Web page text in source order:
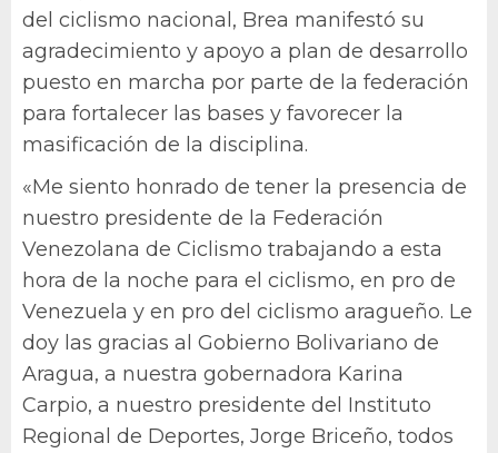
del ciclismo nacional, Brea manifestó su
agradecimiento y apoyo a plan de desarrollo
puesto en marcha por parte de la federación
para fortalecer las bases y favorecer la
masificación de la disciplina.
«Me siento honrado de tener la presencia de
nuestro presidente de la Federación
Venezolana de Ciclismo trabajando a esta
hora de la noche para el ciclismo, en pro de
Venezuela y en pro del ciclismo aragueño. Le
doy las gracias al Gobierno Bolivariano de
Aragua, a nuestra gobernadora Karina
Carpio, a nuestro presidente del Instituto
Regional de Deportes, Jorge Briceño, todos